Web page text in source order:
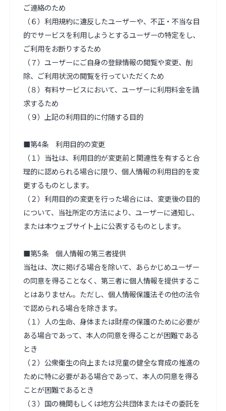
ご連絡のため
（６）利用規約に違反したユーザーや、不正・不当な目
的でサービスを利用しようとするユーザーの特定をし、
ご利用をお断りするため
（７）ユーザーにご自身の登録情報の閲覧や変更、削
除、ご利用状況の閲覧を行っていただくため
（８）有料サービスにおいて、ユーザーに利用料金を請
求するため
（９）上記の利用目的に付随する目的
■第4条　利用目的の変更
（１）当社は、利用目的が変更前と関連性を有すると合
理的に認められる場合に限り、個人情報の利用目的を変
更するものとします。
（２）利用目的の変更を行った場合には、変更後の目的
について、当社所定の方法により、ユーザーに通知し、
または本ウェブサイト上に公表するものとします。
■第5条　個人情報の第三者提供
当社は、次に掲げる場合を除いて、あらかじめユーザー
の同意を得ることなく、第三者に個人情報を提供するこ
とはありません。ただし、個人情報保護法その他の法令
で認められる場合を除きます。
（１）人の生命、身体または財産の保護のために必要が
ある場合であって、本人の同意を得ることが困難である
とき
（２）公衆衛生の向上または児童の健全な育成の推進の
ために特に必要がある場合であって、本人の同意を得る
ことが困難であるとき
（３）国の機関もしくは地方公共団体またはその委託を